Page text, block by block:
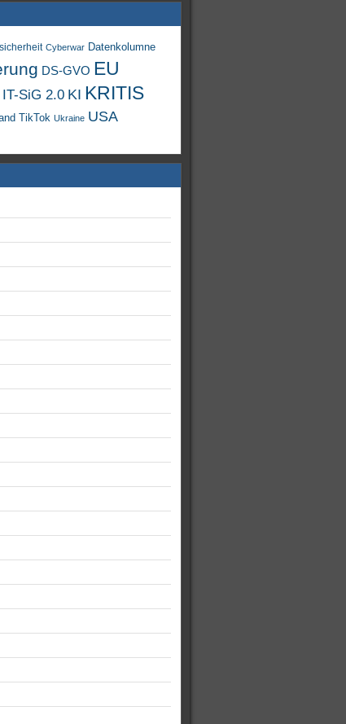
Cyberwar Datenkolumne
DS-GVO EU
IT-SiG 2.0 KI KRITIS
TikTok Ukraine USA